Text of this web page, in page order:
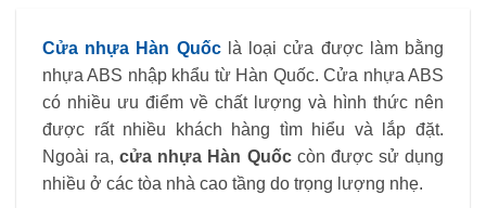
Cửa nhựa Hàn Quốclà loại cửa được làm bằng
nhựa ABS nhập khẩu từ Hàn Quốc. Cửa nhựa ABS
có nhiều ưu điểm về chất lượng và hình thức nên
được rất nhiều khách hàng tìm hiểu và lắp đặt.
Ngoài ra,cửa nhựa Hàn Quốccòn được sử dụng
nhiều ở các tòa nhà cao tầng do trọng lượng nhẹ.